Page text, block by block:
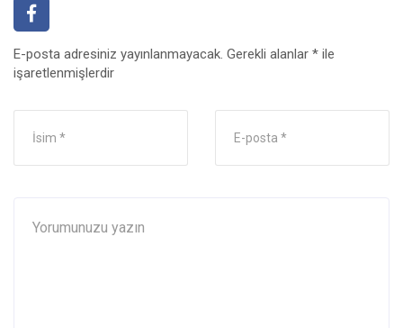
E-posta adresiniz yayınlanmayacak. Gerekli alanlar * ile
işaretlenmişlerdir